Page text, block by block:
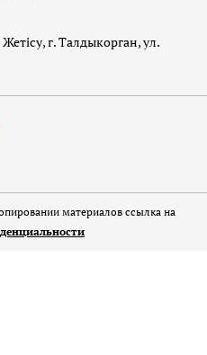
г. Талдыкорган, ул.
материалов ссылка на